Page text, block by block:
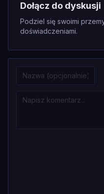
Dołącz do dyskusji
Podziel się swoimi
doświadczeniami.